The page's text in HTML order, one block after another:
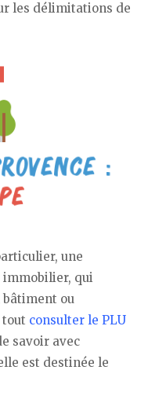
les délimitations de
une
qui
ou
consulter le PLU
savoir avec
est destinée le